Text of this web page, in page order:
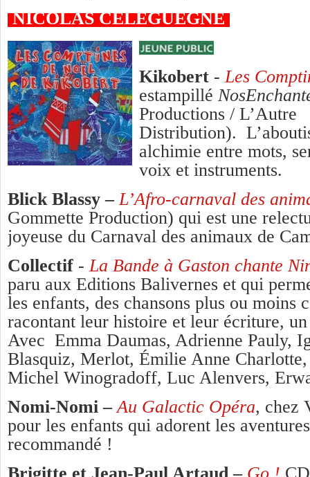
NICOLAS CÉLÉGUÈGNE
Kikobert - Les
estampillé
Productions / L’Autre
Distribution).
alchimie entre mots,
voix et instruments.
Blick Blassy – L’Afro-carnaval des
Gommette Production) qui est une
joyeuse du Carnaval des animaux de
Collectif - La Bande à Gaston chante
paru aux Editions Balivernes et qui
les enfants, des chansons plus ou moins
racontant leur histoire et leur écriture,
Avec Emma Daumas, Adrienne Pauly,
Blasquiz, Merlot, Émilie Anne
Michel Winogradoff, Luc Alenvers,
Nomi-Nomi – Au Galactic Opéra, chez
pour les enfants qui adorent les
recommandé !